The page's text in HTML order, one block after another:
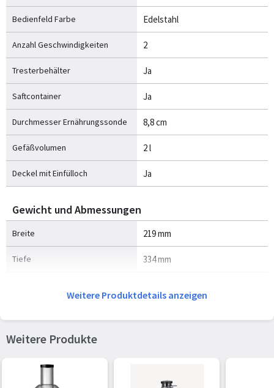
Bedienfeld Farbe Edelstahl
Anzahl Geschwindigkeiten 2
Tresterbehälter Ja
Saftcontainer Ja
Durchmesser Ernährungssonde 8,8 cm
Gefäßvolumen 2 l
Deckel mit Einfülloch Ja
Gewicht und Abmessungen
Breite 219 mm
Tiefe 334 mm
Energie
Leistung
AC Eingangsspannung
Weitere Produktdetails anzeigen
Weitere Produkte